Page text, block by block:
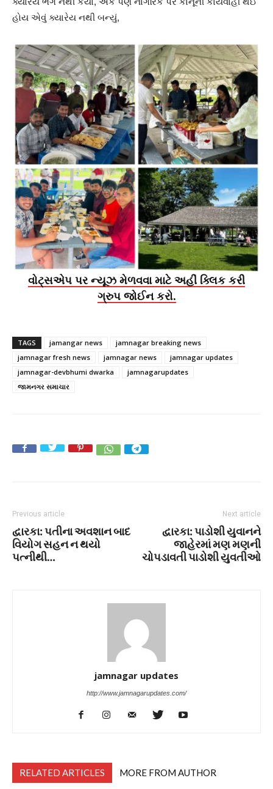
હોય એવું ક્યારેય નથી બન્યું,
વોટ્સએપ પર ન્યૂઝ મેળવવા માટે અહીં ક્લિક કરી
ગ્રુપ જોઈન કરો.
TAGS jamangar news
jamnagar breaking news
jamnagar fresh news
jamnagar news
jamnagar updates
jamnagar-devbhumi dwarka
jamnagarupdates
જામનગર સમાચાર
Previous article
દ્વારકા: પતીના અવશાન બાદ
વિયોગ સહન ન થયો
પત્નીથી…
Next article
દ્વારકા: પાડોશી યુવાનને
જાહેરમાં મણ મણની
ચોપડાવતી પાડોશી યુવતીઓ
jamnagar updates
http://www.jamnagarupdates.com/
RELATED ARTICLES MORE FROM AUTHOR